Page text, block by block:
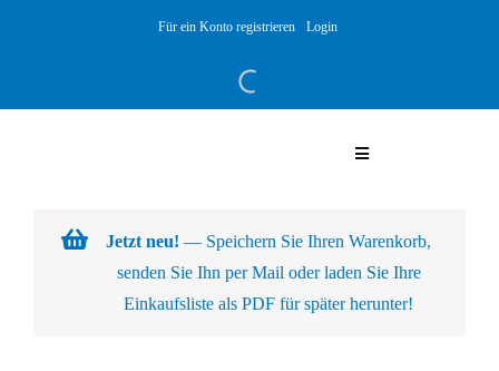
Für ein Konto registrieren Login
Toggle
Jetzt neu! — Speichern Sie Ihren Warenkorb,
senden Sie Ihn per Mail oder laden Sie Ihre
Einkaufsliste als PDF für später herunter!